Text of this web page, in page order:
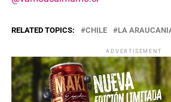
RELATED TOPICS: CHILE LA
ADVERTISEMENT